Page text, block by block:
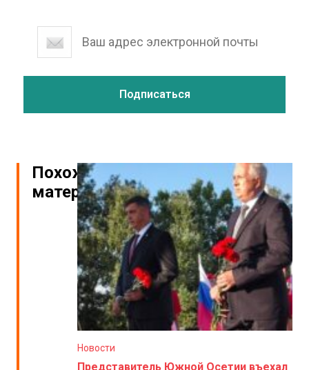
Похожие
материалы
Новости
Представитель Южной Осетии въехал